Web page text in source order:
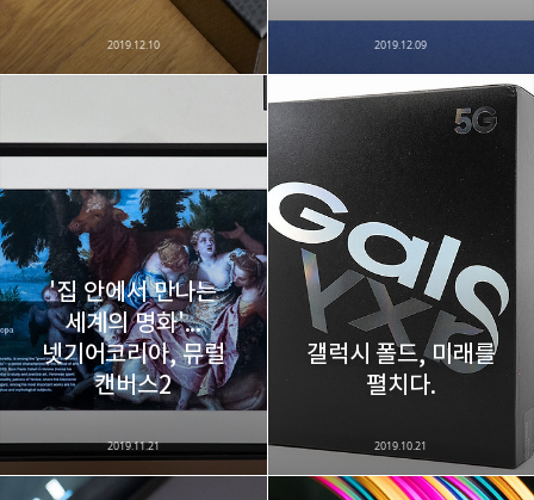
2019.12.10 2019.12.09
'집 안에서 만나는
세계의 명화'...
넷기어코리아, 뮤럴
캔버스2
2019.11.21
갤럭시 폴드, 미래를
펼치다.
2019.10.21